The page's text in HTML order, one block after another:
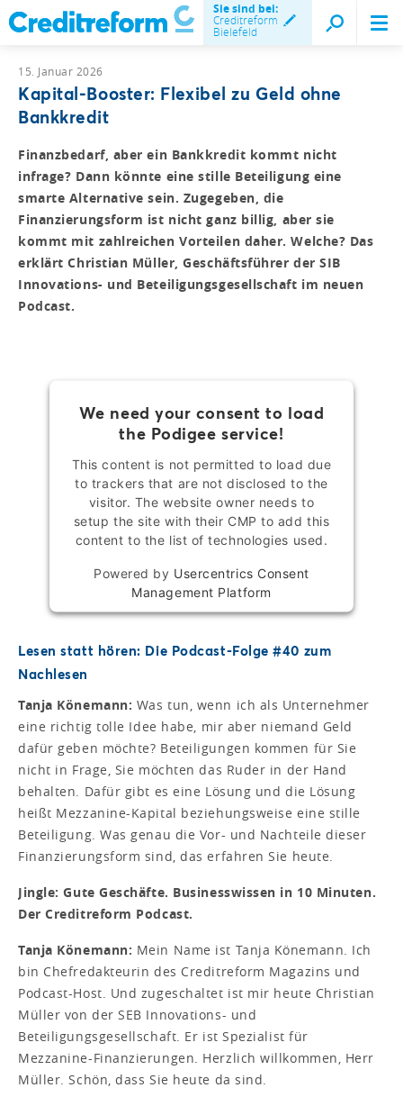
Sie sind bei:
Creditreform
Bielefeld
15. Januar 2026
Kapital-Booster: Flexibel zu Geld ohne
Bankkredit
Finanzbedarf, aber ein Bankkredit kommt nicht
infrage? Dann könnte eine stille Beteiligung eine
smarte Alternative sein. Zugegeben, die
Finanzierungsform ist nicht ganz billig, aber sie
kommt mit zahlreichen Vorteilen daher. Welche? Das
erklärt Christian Müller, Geschäftsführer der SIB
Innovations- und Beteiligungsgesellschaft im neuen
Podcast.
We need your consent to load
the Podigee service!
This content is not permitted to load due
to trackers that are not disclosed to the
visitor. The website owner needs to
setup the site with their CMP to add this
content to the list of technologies used.
Powered by Usercentrics Consent
Management Platform
Lesen statt hören: Die Podcast-Folge #40 zum
Nachlesen
Tanja Könemann: Was tun, wenn ich als Unternehmer
eine richtig tolle Idee habe, mir aber niemand Geld
dafür geben möchte? Beteiligungen kommen für Sie
nicht in Frage, Sie möchten das Ruder in der Hand
behalten. Dafür gibt es eine Lösung und die Lösung
heißt Mezzanine-Kapital beziehungsweise eine stille
Beteiligung. Was genau die Vor- und Nachteile dieser
Finanzierungsform sind, das erfahren Sie heute.
Jingle: Gute Geschäfte. Businesswissen in 10 Minuten.
Der Creditreform Podcast.
Tanja Könemann: Mein Name ist Tanja Könemann. Ich
bin Chefredakteurin des Creditreform Magazins und
Podcast-Host. Und zugeschaltet ist mir heute Christian
Müller von der SEB Innovations- und
Beteiligungsgesellschaft. Er ist Spezialist für
Mezzanine-Finanzierungen. Herzlich willkommen, Herr
Müller. Schön, dass Sie heute da sind.